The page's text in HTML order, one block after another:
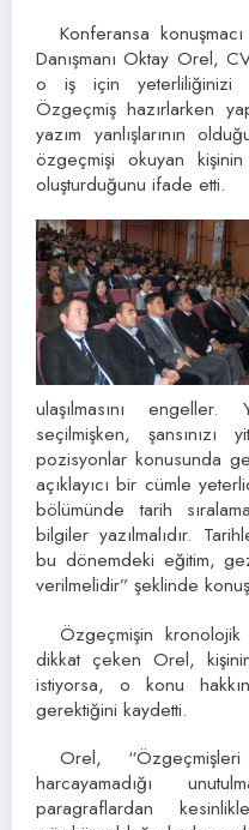
Konferansa
Danışmanı Oktay Orel,
o iş için yeterliliğinizi
Özgeçmiş hazırlarken
yazım yanlışlarının
özgeçmişi okuyan
oluşturduğunu ifade etti.
ulaşılmasını
seçilmişken, şansınızı
pozisyonlar konusunda
açıklayıcı bir cümle
bölümünde tarih
bilgiler yazılmalıdır.
bu dönemdeki eğitim,
verilmelidir” şeklinde
Özgeçmişin kronolojik
dikkat çeken Orel,
istiyorsa, o konu
gerektiğini kaydetti.
Orel,
harcayamadığı
paragraflardan